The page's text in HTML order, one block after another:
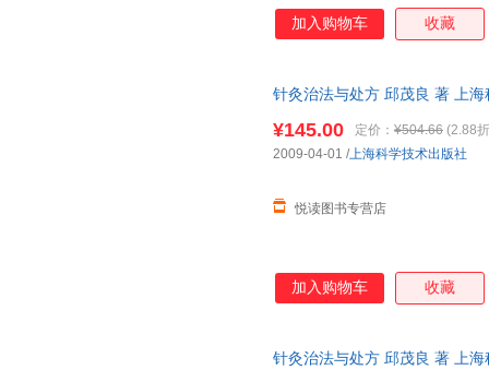
配穴等外，着重论述针灸治疗
血……减肥、美容等20法，引
力求理、法、方、穴之完整性
参考应用。
加入购物车 收藏
针灸治法与处方 邱茂良 著 上
¥145.00 定价： ¥504.66 (2.88
悦读图书专营店
2009-04-01 /上海科学技术出版社
加入购物车 收藏
针灸治法与处方 邱茂良 著 上